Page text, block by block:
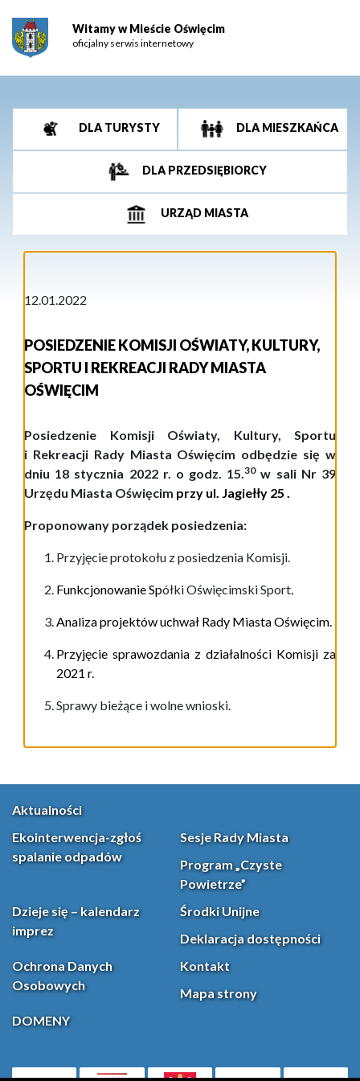
Witamy w Mieście Oświęcim
oficjalny serwis internetowy
DLA TURYSTY DLA MIESZKAŃCA
DLA PRZEDSIĘBIORCY
URZĄD MIASTA
12.01.2022
POSIEDZENIE KOMISJI OŚWIATY, KULTURY,
SPORTU I REKREACJI RADY MIASTA
OŚWIĘCIM
Posiedzenie Komisji Oświaty, Kultury, Sportu
i Rekreacji Rady Miasta Oświęcim odbędzie się w
dniu 18 stycznia 2022r. o godz. 15.30 w sali Nr 39
Urzędu Miasta Oświęcim przy ul. Jagiełły 25 .
Proponowany porządek posiedzenia:
Przyjęcie protokołu z posiedzenia Komisji.
Funkcjonowanie Spółki Oświęcimski Sport.
Analiza projektów uchwał Rady Miasta Oświęcim.
Przyjęcie sprawozdania z działalności Komisji za
2021 r.
Sprawy bieżące i wolne wnioski.
Aktualności
Ekointerwencja-zgłoś
spalanie odpadów
Sesje Rady Miasta
Program „Czyste
Powietrze”
Dzieje się – kalendarz
imprez
Środki Unijne
Deklaracja dostępności
Ochrona Danych
Osobowych
Kontakt
Mapa strony
DOMENY